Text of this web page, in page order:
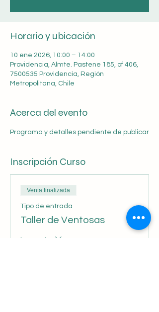
Horario y ubicación
10 ene 2026, 10:00 – 14:00
Providencia, Almte. Pastene 185, of 406,
7500535 Providencia, Región
Metropolitana, Chile
Acerca del evento
Programa y detalles pendiente de publicar
Inscripción Curso
Venta finalizada
Tipo de entrada
Taller de Ventosas
Leer más